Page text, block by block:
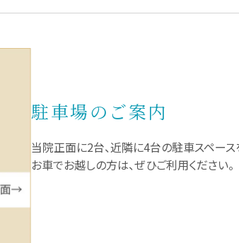
駐車場のご案内
当院正面に2台、近隣に4台の駐車スペース
お車でお越しの方は、ぜひご利用ください。